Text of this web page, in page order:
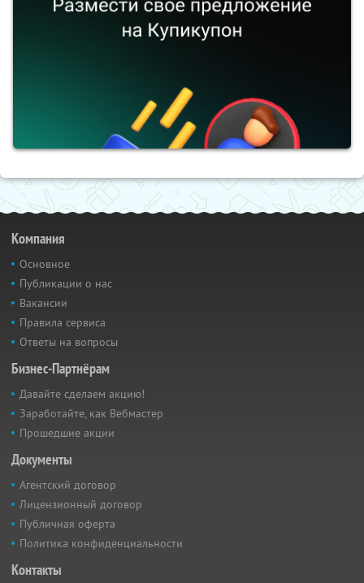
Компания
Основное
Публикации о нас
Вакансии
Правила сервиса
Ответы на вопросы
Бизнес-Партнёрам
Давайте сделаем акцию!
Заработайте, как Вебмастер
Прошедшие акции
Документы
Агентский договор
Лицензионный договор
Публичная оферта
Политика конфиденциальности
Контакты